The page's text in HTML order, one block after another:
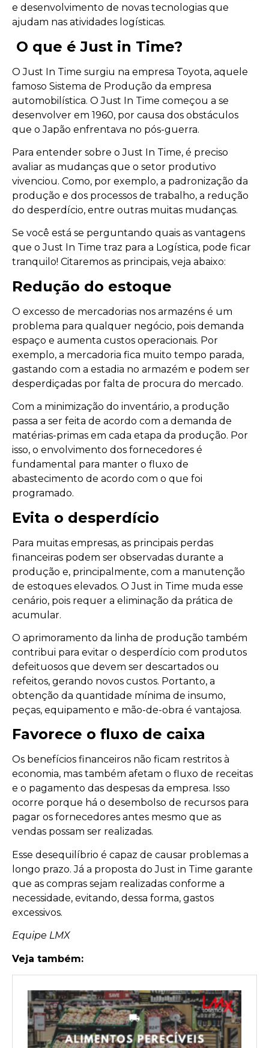
e desenvolvimento de novas tecnologias que
ajudam nas atividades logísticas.
O que é Just in Time?
O Just In Time surgiu na empresa Toyota, aquele
famoso Sistema de Produção da empresa
automobilística. O Just In Time começou a se
desenvolver em 1960, por causa dos obstáculos
que o Japão enfrentava no pós-guerra.
Para entender sobre o Just In Time, é preciso
avaliar as mudanças que o setor produtivo
vivenciou. Como, por exemplo, a padronização da
produção e dos processos de trabalho, a redução
do desperdício, entre outras muitas mudanças.
Se você está se perguntando quais as vantagens
que o Just In Time traz para a Logística, pode ficar
tranquilo! Citaremos as principais, veja abaixo:
Redução do estoque
O excesso de mercadorias nos armazéns é um
problema para qualquer negócio, pois demanda
espaço e aumenta custos operacionais. Por
exemplo, a mercadoria fica muito tempo parada,
gastando com a estadia no armazém e podem ser
desperdiçadas por falta de procura do mercado.
Com a minimização do inventário, a produção
passa a ser feita de acordo com a demanda de
matérias-primas em cada etapa da produção. Por
isso, o envolvimento dos fornecedores é
fundamental para manter o fluxo de
abastecimento de acordo com o que foi
programado.
Evita o desperdício
Para muitas empresas, as principais perdas
financeiras podem ser observadas durante a
produção e, principalmente, com a manutenção
de estoques elevados. O Just in Time muda esse
cenário, pois requer a eliminação da prática de
acumular.
O aprimoramento da linha de produção também
contribui para evitar o desperdício com produtos
defeituosos que devem ser descartados ou
refeitos, gerando novos custos. Portanto, a
obtenção da quantidade mínima de insumo,
peças, equipamento e mão-de-obra é vantajosa.
Favorece o fluxo de caixa
Os benefícios financeiros não ficam restritos à
economia, mas também afetam o fluxo de receitas
e o pagamento das despesas da empresa. Isso
ocorre porque há o desembolso de recursos para
pagar os fornecedores antes mesmo que as
vendas possam ser realizadas.
Esse desequilíbrio é capaz de causar problemas a
longo prazo. Já a proposta do Just in Time garante
que as compras sejam realizadas conforme a
necessidade, evitando, dessa forma, gastos
excessivos.
Equipe LMX
Veja também: